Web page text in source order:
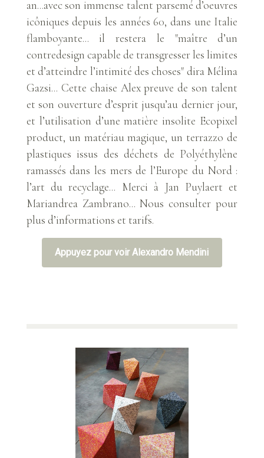
an...avec son immense talent parsemé d’oeuvres
icôniques depuis les années 60, dans une Italie
flamboyante... il restera le "maître d’un
contredesign capable de transgresser les limites
et d’atteindre l’intimité des choses" dira Mélina
Gazsi... Cette chaise Alex preuve de son talent
et son ouverture d’esprit jusqu’au dernier jour,
et l’utilisation d’une matière insolite Ecopixel
product, un matériau magique, un terrazzo de
plastiques issus des déchets de Polyéthylène
ramassés dans les mers de l’Europe du Nord :
l’art du recyclage... Merci à Jan Puylaert et
Mariandrea Zambrano... Nous consulter pour
plus d’informations et tarifs.
Appuyez pour voir Alexandro Mendini